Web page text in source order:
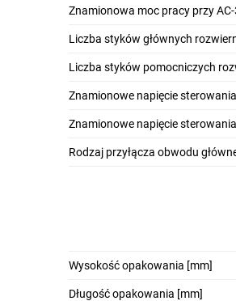
Znamionowa moc pracy przy AC-
Liczba styków głównych
Liczba styków pomocniczych
Znamionowe napięcie
Znamionowe napięcie
Rodzaj przyłącza obwodu
Wysokość opakowania [mm]
Długość opakowania [mm]